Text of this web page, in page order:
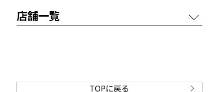
店舗一覧
TOPに戻る